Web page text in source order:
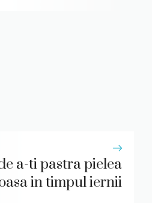
a-ti pastra pielea
in timpul iernii